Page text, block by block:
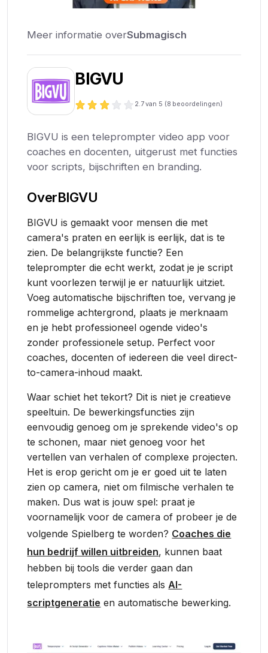
Meer informatie overSubmagisch
BIGVU
2.7van 5 (8 beoordelingen)
BIGVU is een teleprompter video app voor
coaches en docenten, uitgerust met functies
voor scripts, bijschriften en branding.
OverBIGVU
BIGVU is gemaakt voor mensen die met
camera's praten en eerlijk is eerlijk, dat is te
zien. De belangrijkste functie? Een
teleprompter die echt werkt, zodat je je script
kunt voorlezen terwijl je er natuurlijk uitziet.
Voeg automatische bijschriften toe, vervang je
rommelige achtergrond, plaats je merknaam
en je hebt professioneel ogende video's
zonder professionele setup. Perfect voor
coaches, docenten of iedereen die veel direct-
to-camera-inhoud maakt.
Waar schiet het tekort? Dit is niet je creatieve
speeltuin. De bewerkingsfuncties zijn
eenvoudig genoeg om je sprekende video's op
te schonen, maar niet genoeg voor het
vertellen van verhalen of complexe projecten.
Het is erop gericht om je er goed uit te laten
zien op camera, niet om filmische verhalen te
maken. Dus wat is jouw spel: praat je
voornamelijk voor de camera of probeer je de
volgende Spielberg te worden? Coaches die
hun bedrijf willen uitbreiden, kunnen baat
hebben bij tools die verder gaan dan
teleprompters met functies alsAI-
scriptgeneratie en automatische bewerking.